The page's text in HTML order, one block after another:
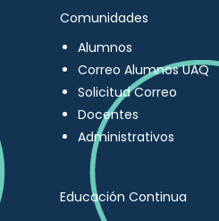
Comunidades
Alumnos
Correo Alumnos UAQ
Solicitud Correo
Docentes
Administrativos
Educación Continua